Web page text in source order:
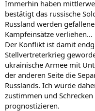
Immerhin haben
bestätigt das russische
Russland werden
Kampfeinsätze verliehen...
Der Konflikt ist damit
Stellvertreterkrieg
ukrainische Armee mit
der anderen Seite die
Russlands. Ich würde
zustimmen und
prognostizieren.